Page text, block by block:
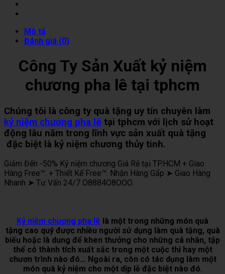
Mô tả
Đánh giá (0)
Công Ty Sản Xuất kỷ niệm
chương pha lê tại tphcm
Chúng tôi là công ty quà tặng uy tín chuyên làm
kỷ niệm chương pha lê tại tphcm với lịch sử hoạt
động lâu năm trong lĩnh vực sản xuất quà tặng
đặc biệt là kỷ niệm chương thủy tinh.
Giảm Đến -50% Kỷ niệm chương Giá Rẻ tại TP.HCM + Giao
Hàng Free™. + Thiết Kế Free™. Nhận Hàng Gấp ➤ Giao Hàng
Nhanh ➤ Tư Vấn 24/7 O8884O8OOO.
Kỷ niệm chương pha lê là một trong những món quà
tặng cao quý được nhiều người sử dụng làm quà tặng, quà
biếu hoặc là dung để khen thưởng cho những cá nhân, tập
thể có thành tích xuất sắc trong một cuộc thi hay một
chươn trình nào đó… Ngoài ra, còn có tác dụng làm một
món quà kỷ niệm cho một dịp lễ đặc biệt nào đó.